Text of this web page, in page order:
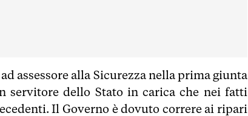
assessore alla Sicurezza nella prima giunta
servitore dello Stato in carica che nei fatti
Il Governo è dovuto correre ai ripari